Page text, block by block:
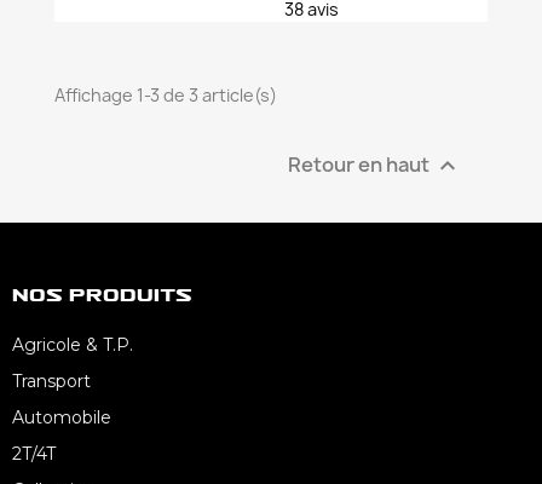
38avis
Affichage 1-3 de 3 article(s)
Retour en haut 
Nos Produits
Agricole & T.P.
Transport
Automobile
2T/4T